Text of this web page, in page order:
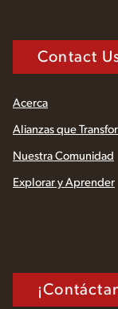
Contact
Acerca
Alianzas que
Nuestra Comunidad
Explorar y Aprender